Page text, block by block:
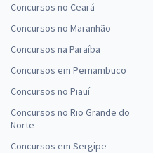
Concursos no Ceará
Concursos no Maranhão
Concursos na Paraíba
Concursos em Pernambuco
Concursos no Piauí
Concursos no Rio Grande do
Norte
Concursos em Sergipe